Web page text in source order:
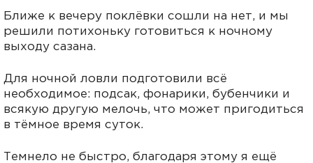
Ближе к вечеру поклёвки сошли на нет, и мы
решили потихоньку готовиться к ночному
выходу сазана.
Для ночной ловли подготовили всё
необходимое: подсак, фонарики, бубенчики и
всякую другую мелочь, что может пригодиться
в тёмное время суток.
Темнело не быстро, благодаря этому я ещё